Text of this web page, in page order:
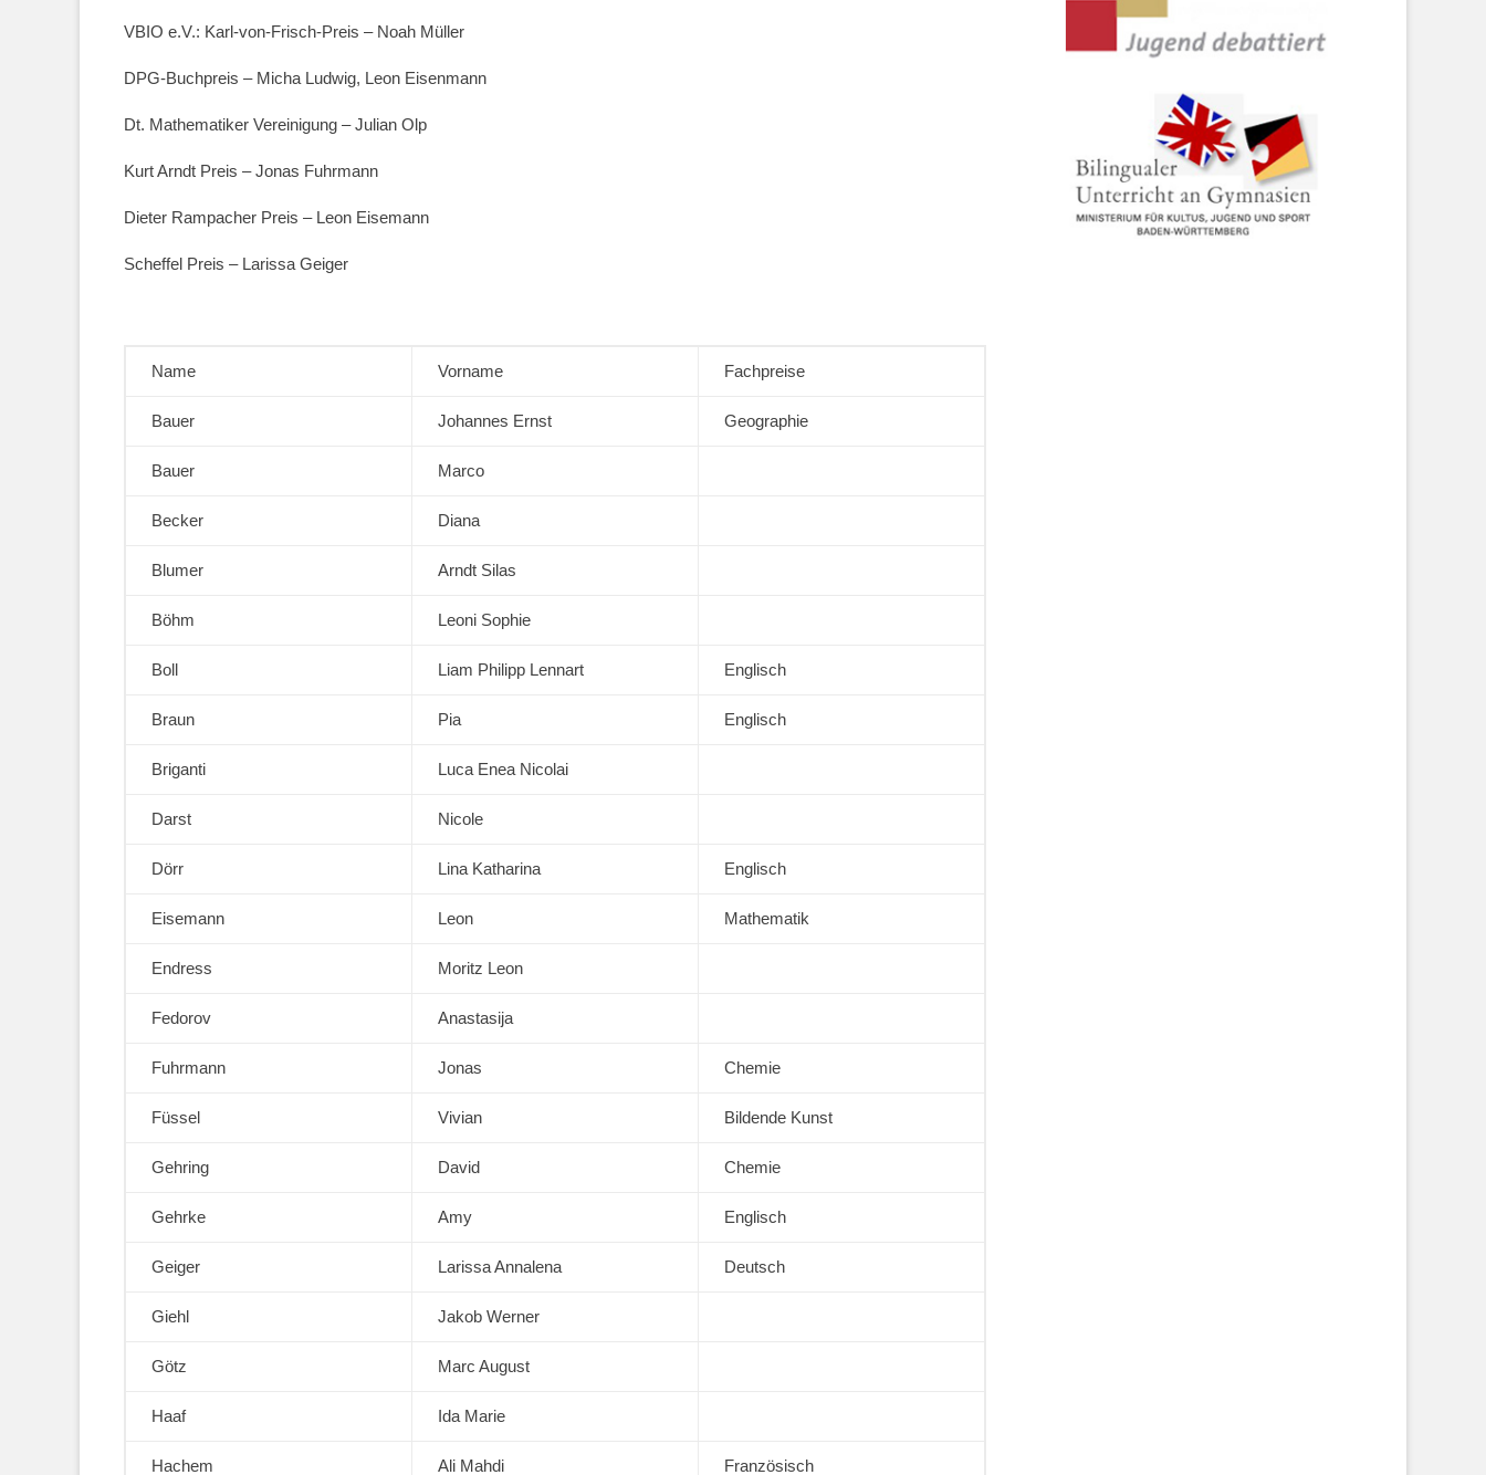
VBIO e.V.: Karl-von-Frisch-Preis – Noah Müller
DPG-Buchpreis – Micha Ludwig, Leon Eisenmann
Dt. Mathematiker Vereinigung – Julian Olp
Kurt Arndt Preis – Jonas Fuhrmann
Dieter Rampacher Preis – Leon Eisemann
Scheffel Preis – Larissa Geiger
Name Vorname Fachpreise
Bauer Johannes Ernst Geographie
Bauer Marco
Becker Diana
Blumer Arndt Silas
Böhm Leoni Sophie
Boll Liam Philipp Lennart Englisch
Braun Pia Englisch
Briganti Luca Enea Nicolai
Darst Nicole
Dörr Lina Katharina Englisch
Eisemann Leon Mathematik
Endress Moritz Leon
Fedorov Anastasija
Fuhrmann Jonas Chemie
Füssel Vivian Bildende Kunst
Gehring David Chemie
Gehrke Amy Englisch
Geiger Larissa Annalena Deutsch
Giehl Jakob Werner
Götz Marc August
Haaf Ida Marie
Hachem Ali Mahdi Französisch